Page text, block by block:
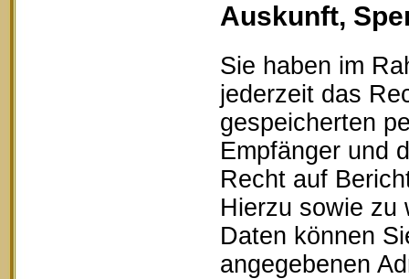
Auskunft,
Sie haben im
jederzeit das
gespeicherten
Empfänger und
Recht auf
Hierzu sowie zu
Daten können
angegebenen